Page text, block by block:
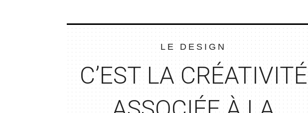
LE DESIGN
C’EST LA CRÉATIVITÉ